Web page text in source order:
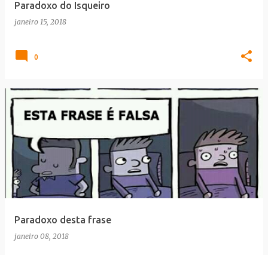
Paradoxo do Isqueiro
janeiro 15, 2018
0
Paradoxo desta frase
janeiro 08, 2018